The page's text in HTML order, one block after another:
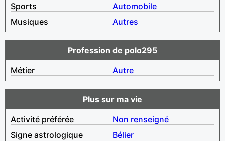
Sports
Automobile
Musiques
Autres
Profession de polo295
Métier
Autre
Plus sur ma vie
Activité préférée
Non renseigné
Signe astrologique
Bélier